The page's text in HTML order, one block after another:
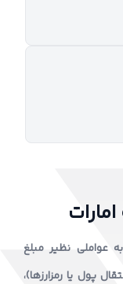
عواملی نظیر مبلغ
پول یا رمزارزها)،